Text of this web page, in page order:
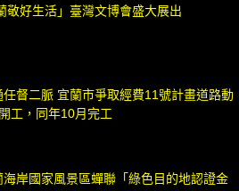
敬好生活」臺灣文博會盛大展出
督二脈 宜蘭市爭取經費11號計畫道路動
工，同年10月完工
海岸國家風景區蟬聯「綠色目的地認證金